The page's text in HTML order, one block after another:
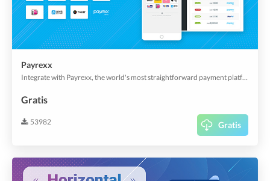
Payrexx
Integrate with Payrexx, the world's most straightforward payment platform.
Gratis
53982 Gratis